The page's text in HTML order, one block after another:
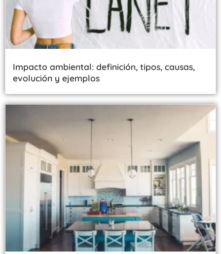
Impacto ambiental: definición, tipos, causas,
evolución y ejemplos